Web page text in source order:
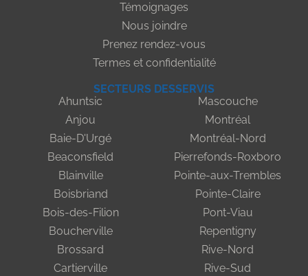
Témoignages
Nous joindre
Prenez rendez-vous
Termes et confidentialité
SECTEURS DESSERVIS
Ahuntsic
Anjou
Baie-D'Urgé
Beaconsfield
Blainville
Boisbriand
Bois-des-Filion
Boucherville
Brossard
Cartierville
Mascouche
Montréal
Montréal-Nord
Pierrefonds-Roxboro
Pointe-aux-Trembles
Pointe-Claire
Pont-Viau
Repentigny
Rive-Nord
Rive-Sud